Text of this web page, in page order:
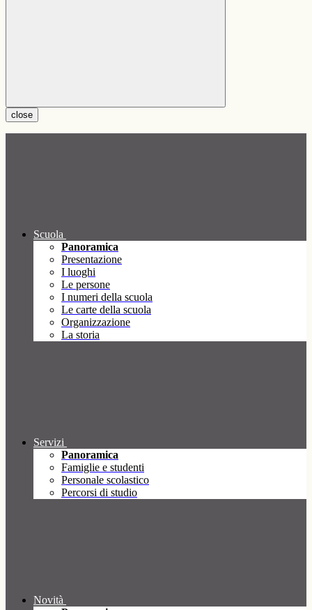
close
Scuola
Panoramica
Presentazione
I luoghi
Le persone
I numeri della scuola
Le carte della scuola
Organizzazione
La storia
Servizi
Panoramica
Famiglie e studenti
Personale scolastico
Percorsi di studio
Novità